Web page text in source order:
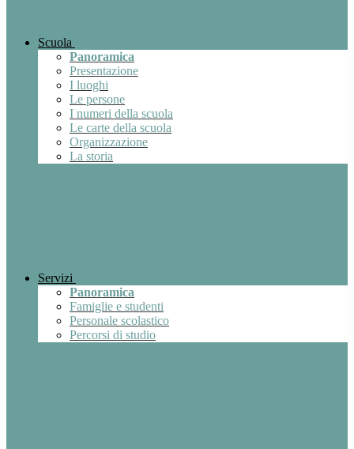
Scuola
Panoramica
Presentazione
I luoghi
Le persone
I numeri della scuola
Le carte della scuola
Organizzazione
La storia
Servizi
Panoramica
Famiglie e studenti
Personale scolastico
Percorsi di studio